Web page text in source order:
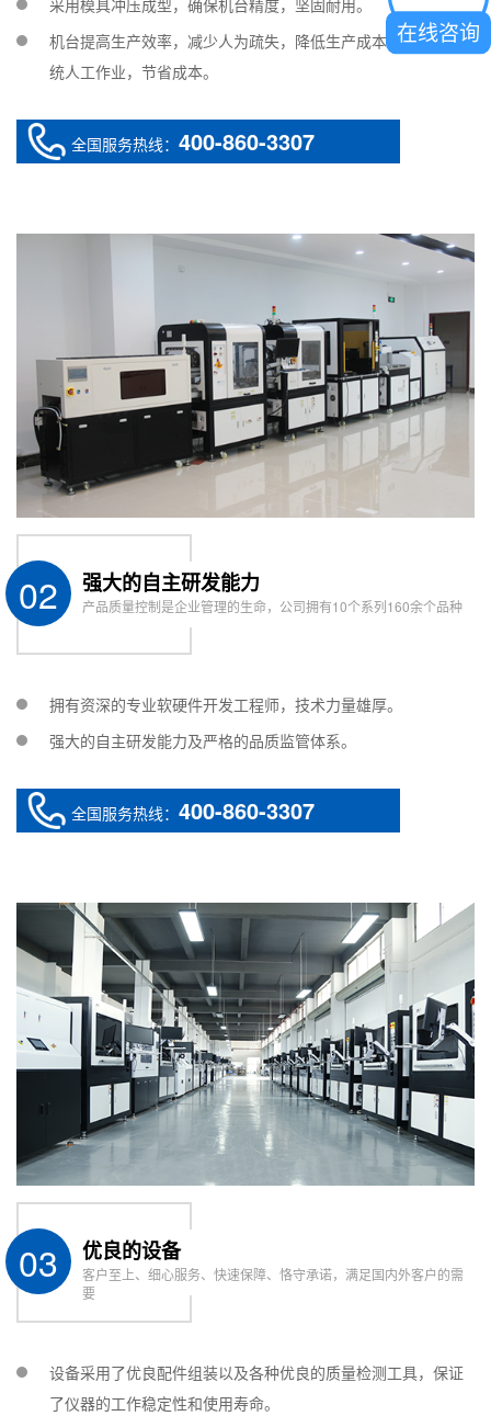
采用模具冲压成型，确保机台精度，坚固耐用。
机台提高生产效率，减少人为疏失，降低生产成本；可代替传
统人工作业，节省成本。
全国服务热线： 400-860-3307
02 强大的自主研发能力
产品质量控制是企业管理的生命，公司拥有10个系列160余个品种
拥有资深的专业软硬件开发工程师，技术力量雄厚。
强大的自主研发能力及严格的品质监管体系。
全国服务热线： 400-860-3307
03 优良的设备
客户至上、细心服务、快速保障、恪守承诺，满足国内外客户的需
要
设备采用了优良配件组装以及各种优良的质量检测工具，保证
了仪器的工作稳定性和使用寿命。
在线咨询